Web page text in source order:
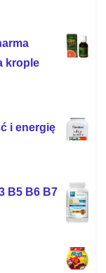
krople
i energię
B5 B6 B7